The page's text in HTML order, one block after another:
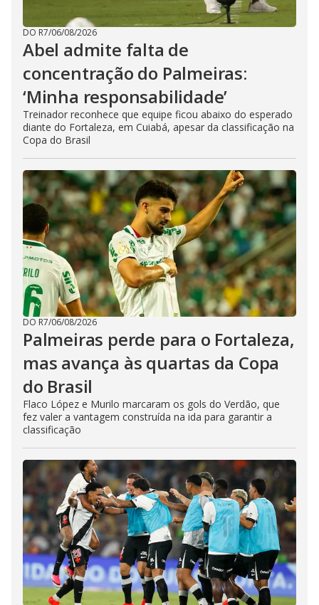
DO R7/06/08/2026
Abel admite falta de
concentração do Palmeiras:
‘Minha responsabilidade’
Treinador reconhece que equipe ficou abaixo do esperado
diante do Fortaleza, em Cuiabá, apesar da classificação na
Copa do Brasil
DO R7/06/08/2026
Palmeiras perde para o Fortaleza,
mas avança às quartas da Copa
do Brasil
Flaco López e Murilo marcaram os gols do Verdão, que
fez valer a vantagem construída na ida para garantir a
classificação